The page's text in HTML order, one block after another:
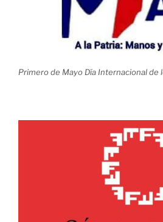
Primero de Mayo Día Internacional de